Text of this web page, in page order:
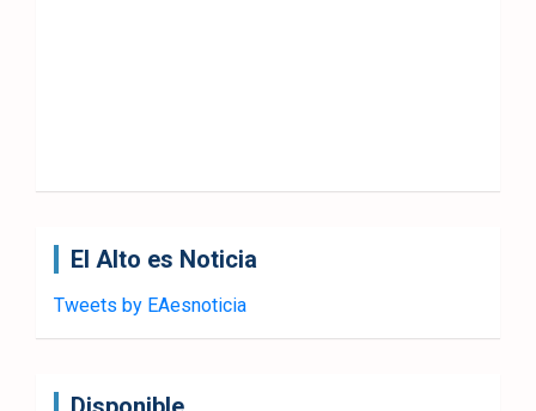
El Alto es Noticia
Tweets by EAesnoticia